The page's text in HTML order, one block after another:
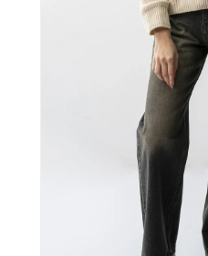
ژاکت و پلیور مردانه
شلوار پارچه ای
مردانه